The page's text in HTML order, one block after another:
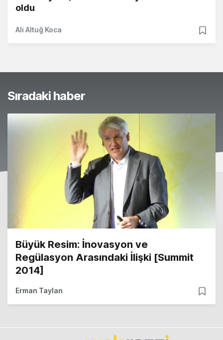
oldu
Ali Altuğ Koca
Sıradaki haber
Büyük Resim: İnovasyon ve
Regülasyon Arasındaki İlişki [Summit
2014]
Erman Taylan